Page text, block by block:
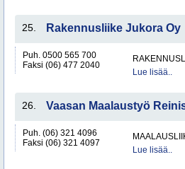
25. Rakennusliike Jukora Oy
Puh. 0500 565 700
Faksi (06) 477 2040
Lue lisää..
26. Vaasan Maalaustyö
Puh. (06) 321 4096
Faksi (06) 321 4097
Lue lisää..